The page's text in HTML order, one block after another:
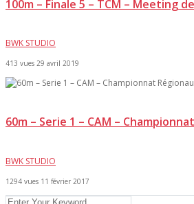
100m – Finale 5 – TCM – Meeting
BWK STUDIO
413 vues 29 avril 2019
60m – Serie 1 – CAM –
BWK STUDIO
1294 vues 11 février 2017